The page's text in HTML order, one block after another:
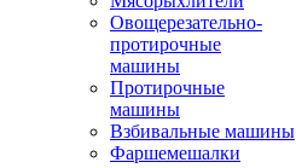
Овощерезательно-
протирочные
машины
Протирочные
машины
Взбивальные машины
Фаршемешалки